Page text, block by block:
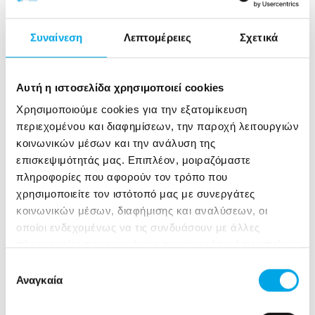
Συναίνεση Λεπτομέρειες Σχετικά
Αυτή η ιστοσελίδα χρησιμοποιεί cookies
Χρησιμοποιούμε cookies για την εξατομίκευση
περιεχομένου και διαφημίσεων, την παροχή λειτουργιών
κοινωνικών μέσων και την ανάλυση της
επισκεψιμότητάς μας. Επιπλέον, μοιραζόμαστε
πληροφορίες που αφορούν τον τρόπο που
χρησιμοποιείτε τον ιστότοπό μας με συνεργάτες
κοινωνικών μέσων, διαφήμισης και αναλύσεων, οι
οποίοι ενδεχομένως να τις συνδυάσουν με άλλες
των υπηρεσιών τους.
συγκατάθεσης
Αναγκαία
και οι παλμοί είναι συχνά φαινόμενα,
καθώς το μαγνήσιο διατηρεί την ηλεκτρική
σταθερότητα της καρδιάς.
ευερεθιστότητα και οι διαταραχές ύπνου
συνδέονται άμεσα με τα χαμηλά επίπεδα
μαγνησίου.
Σε σοβαρές περιπτώσεις, η έλλειψη μπορεί να
οδηγήσει σε υποασβεστιαιμία ή υποκαλιαιμία,
περιπλέκοντας περαιτέρω την κλινική εικόνα.
Ποιοι διατρέχουν τον
μεγαλύτερο κίνδυνο;
Η σύγχρονη δυτική διατροφή, πλούσια σε